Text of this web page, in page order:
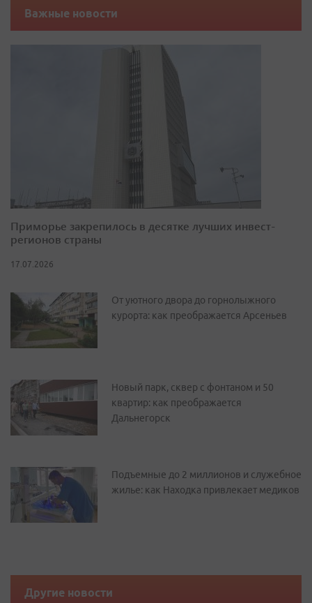
Важные новости
Приморье закрепилось в десятке лучших инвест-
регионов страны
17.07.2026
От уютного двора до горнолыжного
курорта: как преображается Арсеньев
Новый парк, сквер с фонтаном и 50
квартир: как преображается
Дальнегорск
Подъемные до 2 миллионов и служебное
жилье: как Находка привлекает медиков
Другие новости